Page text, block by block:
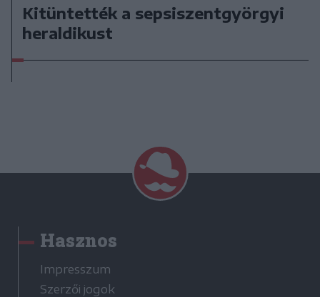
Kitüntették a sepsiszentgyörgyi
heraldikust
Hasznos
Impresszum
Szerzői jogok